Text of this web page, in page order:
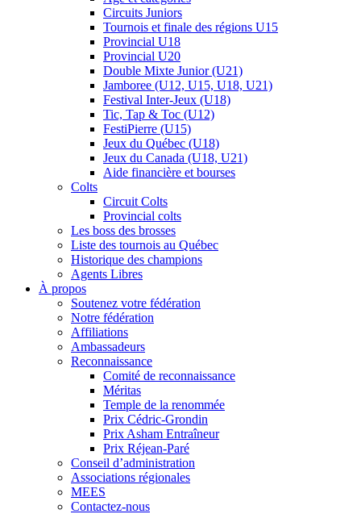
Circuits Juniors
Tournois et finale des régions U15
Provincial U18
Provincial U20
Double Mixte Junior (U21)
Jamboree (U12, U15, U18, U21)
Festival Inter-Jeux (U18)
Tic, Tap & Toc (U12)
FestiPierre (U15)
Jeux du Québec (U18)
Jeux du Canada (U18, U21)
Aide financière et bourses
Colts
Circuit Colts
Provincial colts
Les boss des brosses
Liste des tournois au Québec
Historique des champions
Agents Libres
À propos
Soutenez votre fédération
Notre fédération
Affiliations
Ambassadeurs
Reconnaissance
Comité de reconnaissance
Méritas
Temple de la renommée
Prix Cédric-Grondin
Prix Asham Entraîneur
Prix Réjean-Paré
Conseil d’administration
Associations régionales
MEES
Contactez-nous